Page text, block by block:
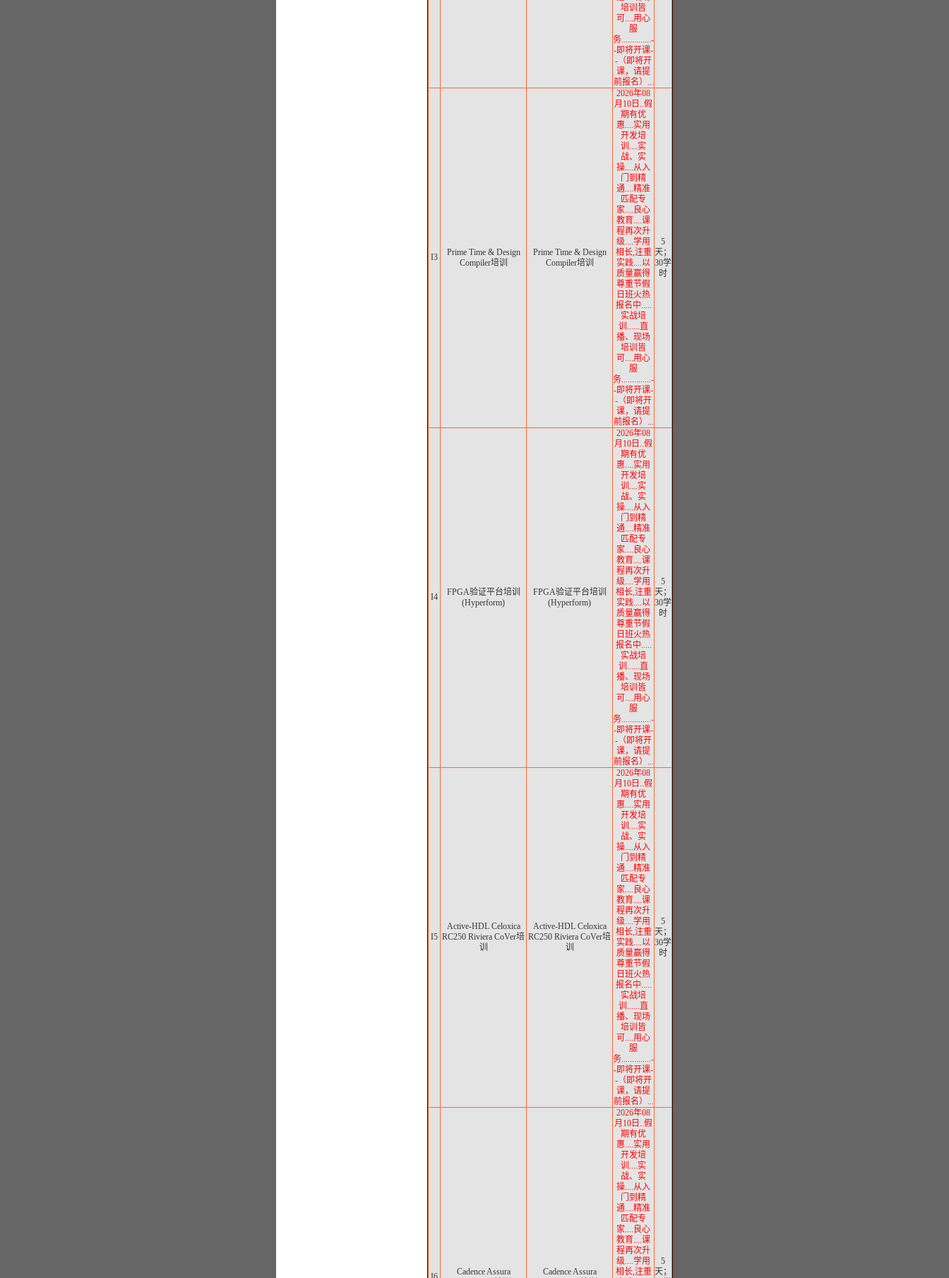
培训皆
可....用心
服
务..............-
-即将开课-
-（即将开
课，请提
前报名）...
I3
Prime Time & Design
Compiler培训
Prime Time & Design
Compiler培训
2026年08
月10日..假
期有优
惠....实用
开发培
训....实
战、实
操....从入
门到精
通....精准
匹配专
家....良心
教育....课
程再次升
级....学用
相长,注重
实践....以
质量赢得
尊重节假
日班火热
报名中.....
实战培
训......直
播、现场
培训皆
可....用心
服
务..............-
-即将开课-
-（即将开
课，请提
前报名）...
5
天；
30学
时
I4
FPGA验证平台培训
(Hyperform)
FPGA验证平台培训
(Hyperform)
2026年08
月10日..假
期有优
惠....实用
开发培
训....实
战、实
操....从入
门到精
通....精准
匹配专
家....良心
教育....课
程再次升
级....学用
相长,注重
实践....以
质量赢得
尊重节假
日班火热
报名中.....
实战培
训......直
播、现场
培训皆
可....用心
服
务..............-
-即将开课-
-（即将开
课，请提
前报名）...
5
天；
30学
时
I5
Active-HDL Celoxica
RC250 Riviera CoVer培
训
Active-HDL Celoxica
RC250 Riviera CoVer培
训
2026年08
月10日..假
期有优
惠....实用
开发培
训....实
战、实
操....从入
门到精
通....精准
匹配专
家....良心
教育....课
程再次升
级....学用
相长,注重
实践....以
质量赢得
尊重节假
日班火热
报名中.....
实战培
训......直
播、现场
培训皆
可....用心
服
务..............-
-即将开课-
-（即将开
课，请提
前报名）...
5
天；
30学
时
Cadence Assura
Cadence Assura
2026年08
月10日..假
期有优
惠....实用
开发培
训....实
战、实
操....从入
门到精
通....精准
匹配专
家....良心
教育....课
程再次升
级....学用
相长,注重
5
天；